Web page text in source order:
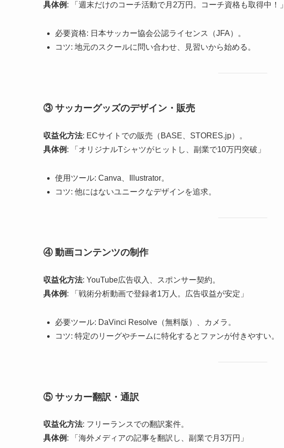
具体例 : 「週末だけのコーチ活動で月2万円。コーチ資格も取得中！」
必要資格: 日本サッカー協会公認ライセンス（JFA）。
コツ: 地元のスクールに問い合わせ、見習いから始める。
③ サッカーグッズのデザイン・販売
収益化方法: ECサイトでの販売（BASE、STORES.jp）。
具体例 : 「オリジナルTシャツがヒットし、副業で10万円突破」
使用ツール: Canva、Illustrator。
コツ: 他にはないユニークなデザインを追求。
④ 動画コンテンツの制作
収益化方法: YouTube広告収入、スポンサー契約。
具体例 : 「戦術分析動画で登録者1万人。広告収益が安定」
必要ツール: DaVinci Resolve（無料版）、カメラ。
コツ: 特定のリーグやチームに特化するとファンが付きやすい。
⑤ サッカー翻訳・通訳
収益化方法: フリーランスでの翻訳案件。
具体例 : 「海外メディアの記事を翻訳し、副業で月3万円」